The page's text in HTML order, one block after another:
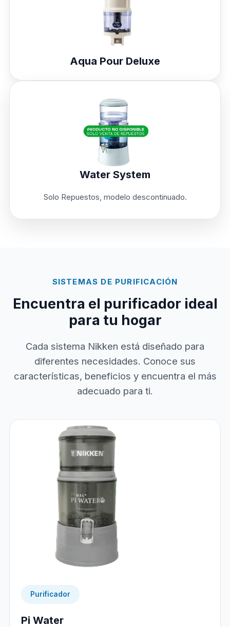
Aqua Pour Deluxe
Water System
Solo Repuestos, modelo descontinuado.
SISTEMAS DE PURIFICACIÓN
Encuentra el purificador ideal
para tu hogar
Cada sistema Nikken está diseñado para
diferentes necesidades. Conoce sus
características, beneficios y encuentra el más
adecuado para ti.
Purificador
Pi Water